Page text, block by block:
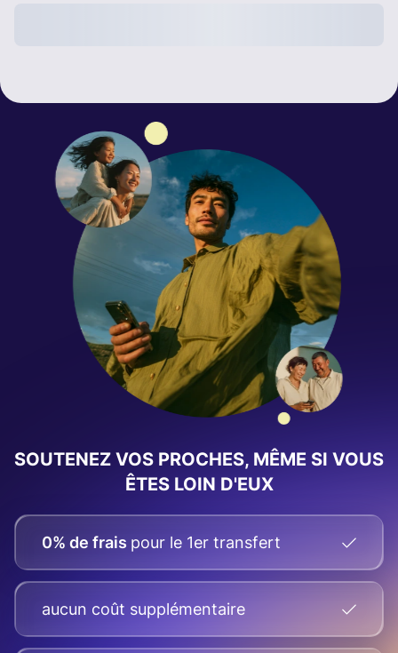
SOUTENEZ VOS PROCHES, MÊME SI VOUS
ÊTES LOIN D'EUX
0% de frais pour le 1er transfert
aucun coût supplémentaire